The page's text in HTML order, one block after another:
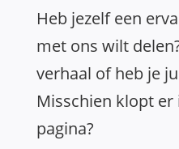
Heb jezelf een
met ons wilt
verhaal of heb je
Misschien klopt er
pagina?